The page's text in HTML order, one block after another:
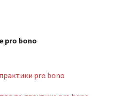
pro bono
pro bono